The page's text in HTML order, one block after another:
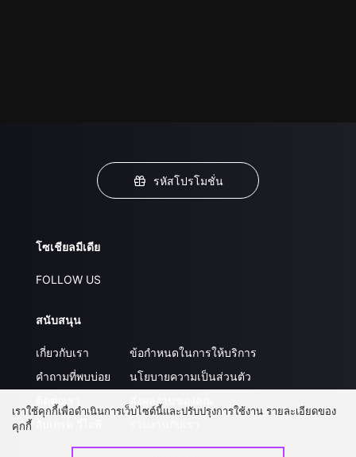
รหัสโปรโมชั่น
โซเชียลมีเดีย
FOLLOW US
สนับสนุน
เกี่ยวกับเรา
คำถามที่พบบ่อย
ข้อกำหนดในการให้บริการ
นโยบายความเป็นส่วนตัว
เราใช้คุกกี้เพื่อดำเนินการเว็บไซต์นี้และปรับปรุงการใช้งาน รายละเอียดของ
คุกกี้